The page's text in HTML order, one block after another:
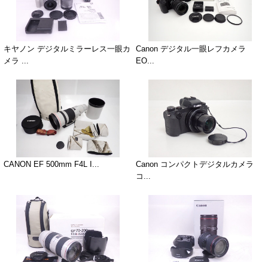
キヤノン デジタルミラーレス一眼カ
メラ ...
Canon デジタル一眼レフカメラ
EO...
CANON EF 500mm F4L I...
Canon コンパクトデジタルカメラ
コ...